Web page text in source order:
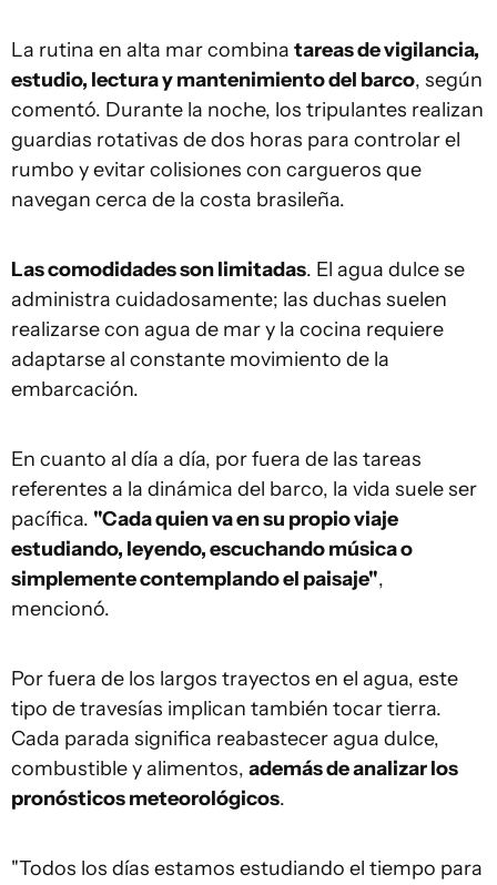
La rutina en alta mar combina tareas de vigilancia,
estudio, lectura y mantenimiento del barco, según
comentó. Durante la noche, los tripulantes realizan
guardias rotativas de dos horas para controlar el
rumbo y evitar colisiones con cargueros que
navegan cerca de la costa brasileña.
Las comodidades son limitadas. El agua dulce se
administra cuidadosamente; las duchas suelen
realizarse con agua de mar y la cocina requiere
adaptarse al constante movimiento de la
embarcación.
En cuanto al día a día, por fuera de las tareas
referentes a la dinámica del barco, la vida suele ser
pacífica. "Cada quien va en su propio viaje
estudiando, leyendo, escuchando música o
simplemente contemplando el paisaje",
mencionó.
Por fuera de los largos trayectos en el agua, este
tipo de travesías implican también tocar tierra.
Cada parada significa reabastecer agua dulce,
combustible y alimentos, además de analizar los
pronósticos meteorológicos.
"Todos los días estamos estudiando el tiempo para